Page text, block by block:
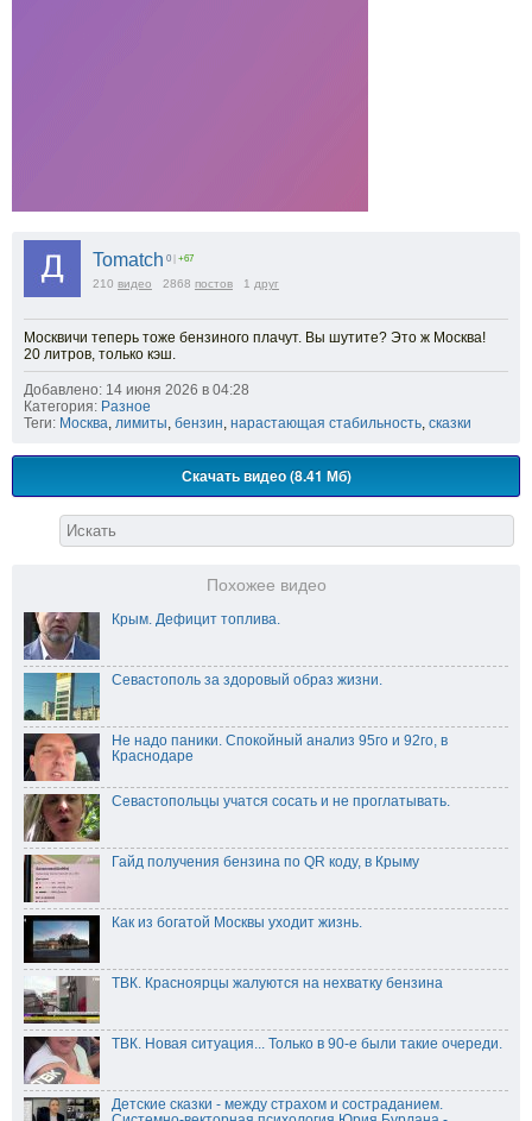
Tomatch 0 | +67
210 видео 2868 постов 1 друг
Москвичи теперь тоже бензиного плачут. Вы шутите? Это ж Москва!
20 литров, только кэш.
Добавлено: 14 июня 2026 в 04:28
Категория: Разное
Теги: Москва лимиты бензин нарастающая стабильность сказки
Скачать видео (8.41 Мб)
Похожее видео
Крым. Дефицит топлива.
Севастополь за здоровый образ жизни.
Не надо паники. Спокойный анализ 95го и 92го, в
Краснодаре
Севастопольцы учатся сосать и не проглатывать.
Гайд получения бензина по QR коду, в Крыму
Как из богатой Москвы уходит жизнь.
ТВК. Красноярцы жалуются на нехватку бензина
ТВК. Новая ситуация... Только в 90-е были такие очереди.
Детские сказки - между страхом и состраданием.